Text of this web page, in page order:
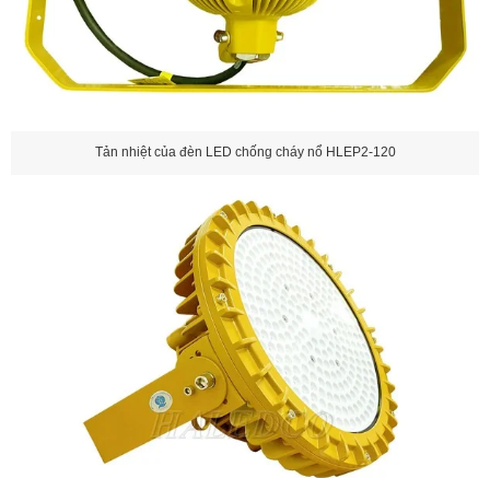
Tản nhiệt của đèn LED chống cháy nổ HLEP2-120